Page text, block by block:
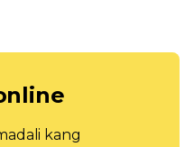
kang